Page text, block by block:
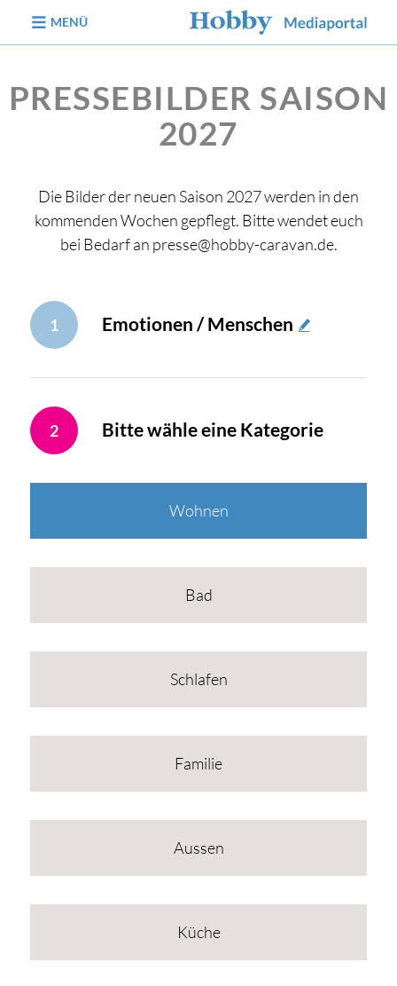
MENÜ
PRESSEBILDER SAISON
2027
Die Bilder der neuen Saison 2027 werden in den
kommenden Wochen gepflegt. Bitte wendet euch
bei Bedarf an presse@hobby-caravan.de.
1 Emotionen / Menschen
2 Bitte wähle eine Kategorie
Wohnen
Bad
Schlafen
Familie
Aussen
Küche